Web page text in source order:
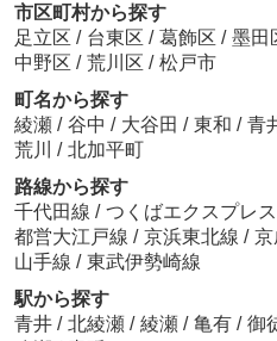
市区町村から探す
足立区 / 台東区 / 葛飾区 / 墨田
中野区 / 荒川区 / 松戸市
町名から探す
綾瀬 / 谷中 / 大谷田 / 東和 / 青
荒川 / 北加平町
路線から探す
千代田線 / つくばエクスプレス
都営大江戸線 / 京浜東北線 / 京
山手線 / 東武伊勢崎線
駅から探す
青井 / 北綾瀬 / 綾瀬 / 亀有 / 御